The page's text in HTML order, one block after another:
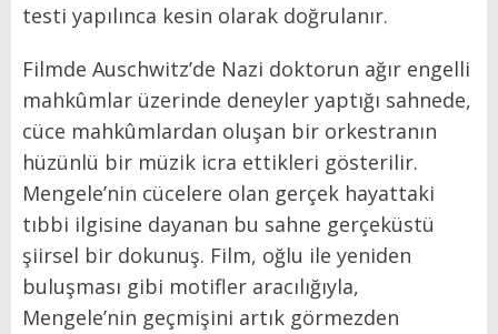
testi yapılınca kesin olarak doğrulanır.
Filmde Auschwitz’de Nazi doktorun ağır engelli
mahkûmlar üzerinde deneyler yaptığı sahnede,
cüce mahkûmlardan oluşan bir orkestranın
hüzünlü bir müzik icra ettikleri gösterilir.
Mengele’nin cücelere olan gerçek hayattaki
tıbbi ilgisine dayanan bu sahne gerçeküstü
şiirsel bir dokunuş. Film, oğlu ile yeniden
buluşması gibi motifler aracılığıyla,
Mengele’nin geçmişini artık görmezden